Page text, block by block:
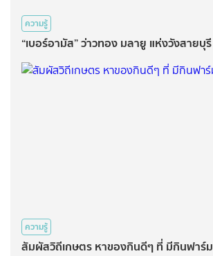
ความรู้
“เบอร์อามัส” ว่าวทอง มลายู แห่งวังสายบุรี
ความรู้
สัมผัสวิถีเกษตร หาของกินดีๆ ที่ มีกินฟาร์ม